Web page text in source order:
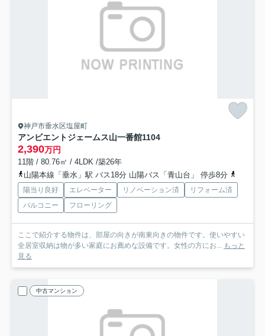
神戸市垂水区塩屋町
アンビエントジェームス山一番館1104
2,390万円
11階 / 80.76㎡ / 4LDK /築26年
山陽本線「垂水」駅 バス18分 山陽バス「青山台」 停歩8分
陽当り良好 エレベーター リノベーション済
リフォーム済
バルコニー
フローリング
ここで紹介する物件は、部屋の向きが南東向きの物件です。使いやすい
全居室収納は物が多い家庭にお薦めな設備です。女性の方にお...
もっと
見る
中古マンション